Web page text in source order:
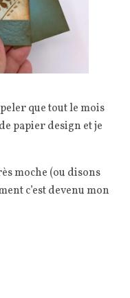
que tout le mois
papier design et je
moche (ou disons
c’est devenu mon